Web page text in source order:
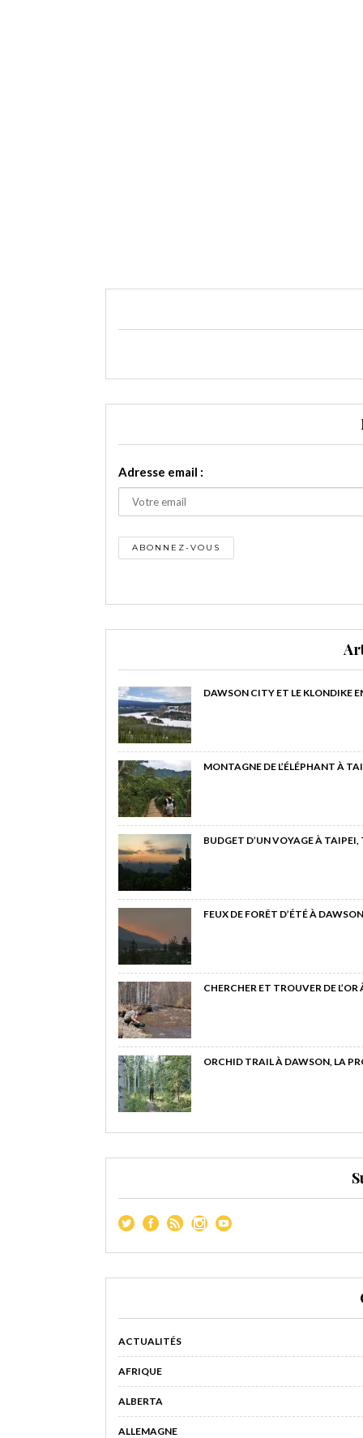
Adresse email :
DAWSON CITY ET LE KLONDIKE
MONTAGNE DE L’ÉLÉPHANT À
BUDGET D’UN VOYAGE À
FEUX DE FORÊT D’ÉTÉ À
CHERCHER ET TROUVER DE
ORCHID TRAIL À DAWSON, LA
ACTUALITÉS
AFRIQUE
ALBERTA
ALLEMAGNE